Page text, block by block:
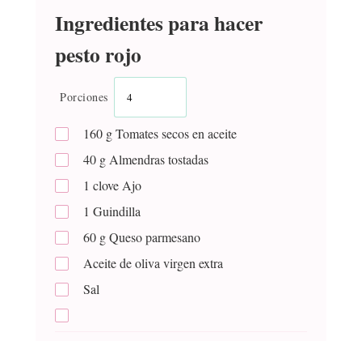
Ingredientes para hacer
pesto rojo
Porciones
160 gTomates secos en aceite
40 gAlmendras tostadas
1 cloveAjo
1 Guindilla
60 gQueso parmesano
Aceite de oliva virgen extra
Sal